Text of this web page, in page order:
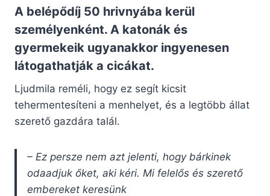
A belépődíj 50 hrivnyába kerül
személyenként. A katonák és
gyermekeik ugyanakkor ingyenesen
látogathatják a cicákat.
Ljudmila reméli, hogy ez segít kicsit
tehermentesíteni a menhelyet, és a legtöbb állat
szerető gazdára talál.
– Ez persze nem azt jelenti, hogy bárkinek
odaadjuk őket, aki kéri. Mi felelős és szerető
embereket keresünk